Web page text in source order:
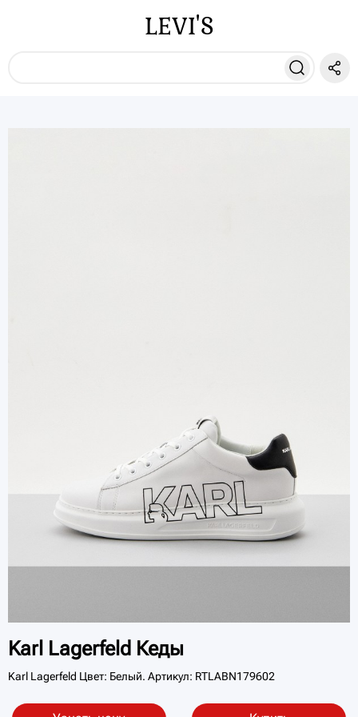
LEVI'S
Karl Lagerfeld Кеды
Karl Lagerfeld Цвет: Белый. Артикул: RTLABN179602